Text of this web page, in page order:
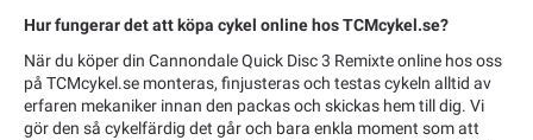
Hur fungerar det att köpa cykel online hos TCMcykel.se?
När du köper din Cannondale Quick Disc 3 Remixte online hos oss
på TCMcykel.se monteras, finjusteras och testas cykeln alltid av
erfaren mekaniker innan den packas och skickas hem till dig. Vi
gör den så cykelfärdig det går och bara enkla moment som att